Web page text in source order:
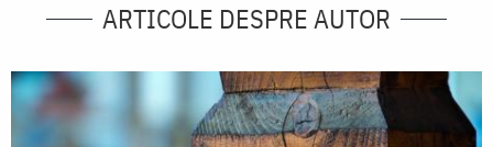
ARTICOLE DESPRE AUTOR